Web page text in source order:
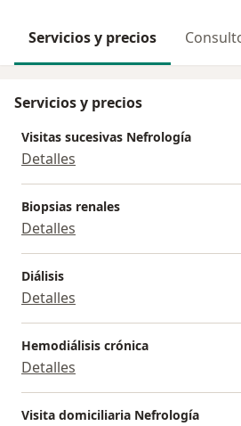
Servicios y precios
Servicios y precios
Visitas sucesivas Nefrología
Detalles
Biopsias renales
Detalles
Diálisis
Detalles
Hemodiálisis crónica
Detalles
Visita domiciliaria Nefrología